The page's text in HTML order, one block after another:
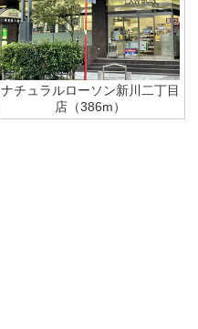
ナチュラルローソン新川二丁目
店（386m）